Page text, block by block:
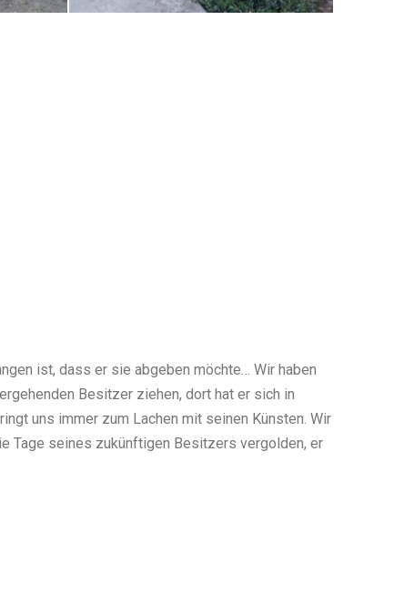
ist, dass er sie abgeben möchte… Wir haben
Besitzer ziehen, dort hat er sich in
uns immer zum Lachen mit seinen Künsten. Wir
Tage seines zukünftigen Besitzers vergolden, er